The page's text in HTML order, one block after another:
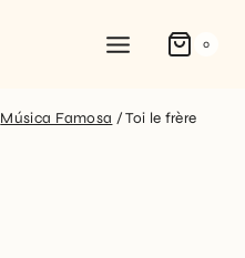
0
Música Famosa / Toi le frère